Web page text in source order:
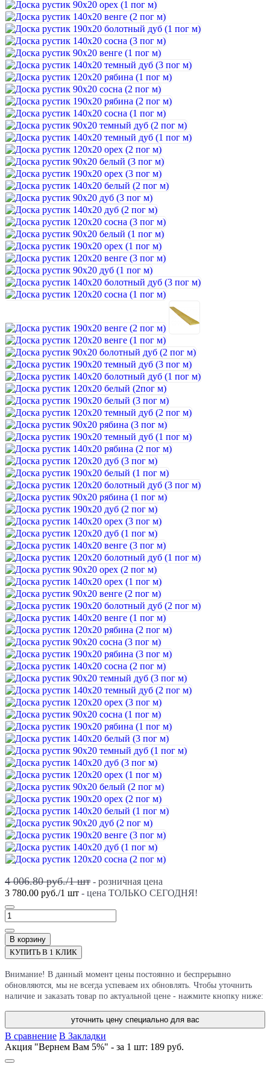
4 006.80 руб./1шт - розничная цена
3 780.00 руб./1 шт - цена ТОЛЬКО СЕГОДНЯ!
В корзину
КУПИТЬ В 1 КЛИК
Внимание! В данный момент цены постоянно и беспрерывно
обновляются, мы не всегда успеваем их обновлять. Чтобы уточнить
наличие и заказать товар по актуальной цене - нажмите кнопку ниже:
уточнить цену специально для вас
В сравнение В Закладки
Акция "Вернем Вам 5%" - за 1 шт: 189 руб.